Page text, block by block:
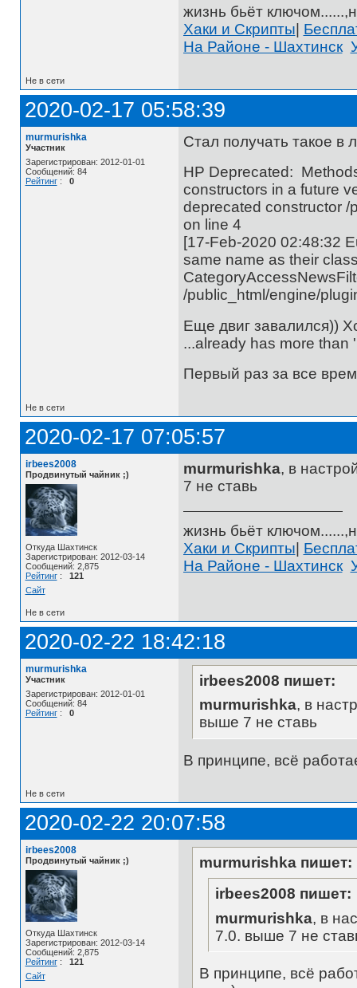
жизнь бьёт
Хаки и Скрипты
На Районе - Шахтинск
Не в сети
2020-02-17 05:58:39
murmurishka
Участник
Зарегистрирован: 2012-01-01
Сообщений: 84
Рейтинг: 0
Стал получать такое в
HP Deprecated:
constructors in a future
deprecated constructor /
on line 4
[17-Feb-2020 02:48:32
same name as their
/public_html/engine/
Еще двиг завалился))
...already has more
Первый раз за все
Не в сети
2020-02-17 07:05:57
irbees2008
Продвинутый чайник ;)
Откуда Шахтинск
Зарегистрирован: 2012-03-14
Сообщений: 2,875
Рейтинг: 121
Сайт
murmurishka, в
7 не ставь
жизнь бьёт
Хаки и Скрипты
На Районе - Шахтинск
Не в сети
2020-02-22 18:42:18
murmurishka
Участник
Зарегистрирован: 2012-01-01
Сообщений: 84
Рейтинг: 0
irbees2008 пишет:
murmurishka, в
выше 7 не ставь
В принципе, всё
Не в сети
2020-02-22 20:07:58
irbees2008
Продвинутый чайник ;)
Откуда Шахтинск
Зарегистрирован: 2012-03-14
Сообщений: 2,875
Рейтинг: 121
Сайт
murmurishka пишет:
irbees2008 пишет:
murmurishka, в
7.0. выше 7 не
В принципе, всё